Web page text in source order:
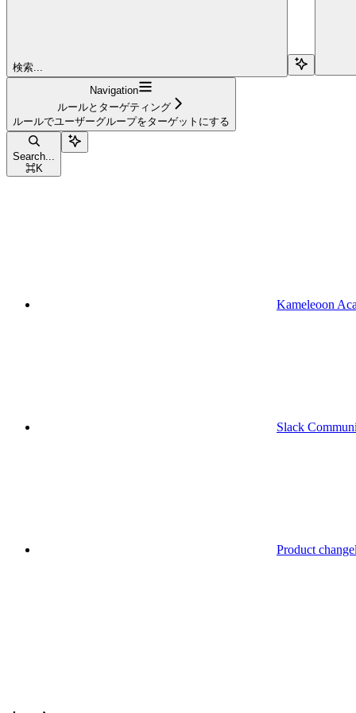
検索...
Navigation
ルールとターゲティング
ルールでユーザーグループをターゲットにする
Search...
⌘K
Kameleoon
Slack
Product